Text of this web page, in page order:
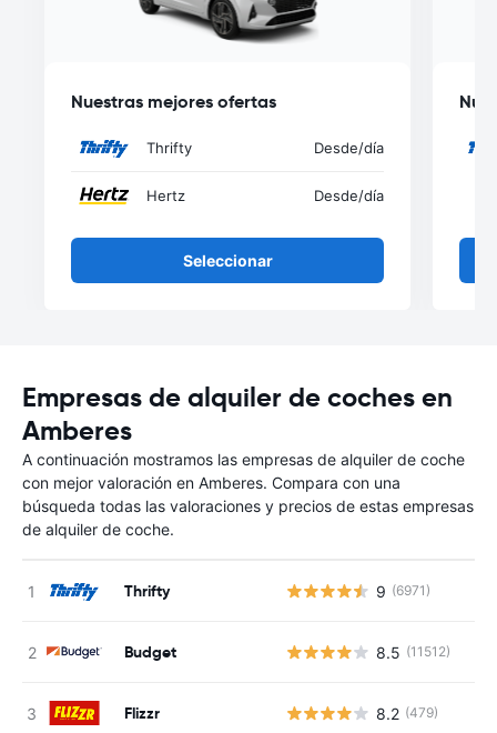
Nuestras mejores ofertas
Thrifty Desde/día
Hertz Desde/día
Seleccionar
Empresas de alquiler de coches en
Amberes
A continuación mostramos las empresas de alquiler de coche
con mejor valoración en Amberes. Compara con una
búsqueda todas las valoraciones y precios de estas empresas
de alquiler de coche.
Thrifty 9 (6971)
Budget 8.5 (11512)
Flizzr 8.2 (479)